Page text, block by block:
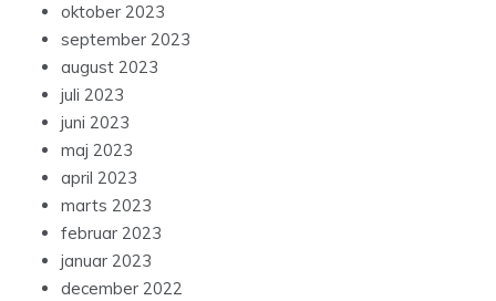
oktober 2023
september 2023
august 2023
juli 2023
juni 2023
maj 2023
april 2023
marts 2023
februar 2023
januar 2023
december 2022